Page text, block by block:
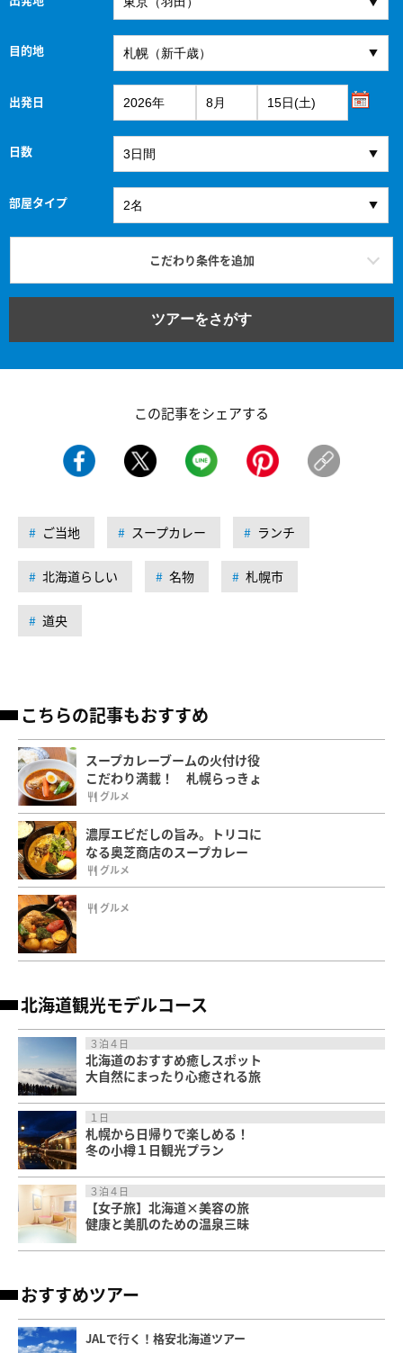
目的地
出発日
日数
部屋タイプ
こだわり条件を追加
ツアーをさがす
この記事をシェアする
ご当地 スープカレー ランチ
北海道らしい 名物 札幌市
道央
こちらの記事もおすすめ
スープカレーブームの火付け役
こだわり満載！ 札幌らっきょ
グルメ
濃厚エビだしの旨み。トリコに
なる奥芝商店のスープカレー
グルメ
グルメ
北海道観光モデルコース
３泊４日
北海道のおすすめ癒しスポット
大自然にまったり心癒される旅
１日
札幌から日帰りで楽しめる！
冬の小樽１日観光プラン
３泊４日
【女子旅】北海道×美容の旅
健康と美肌のための温泉三昧
おすすめツアー
JALで行く！格安北海道ツアー